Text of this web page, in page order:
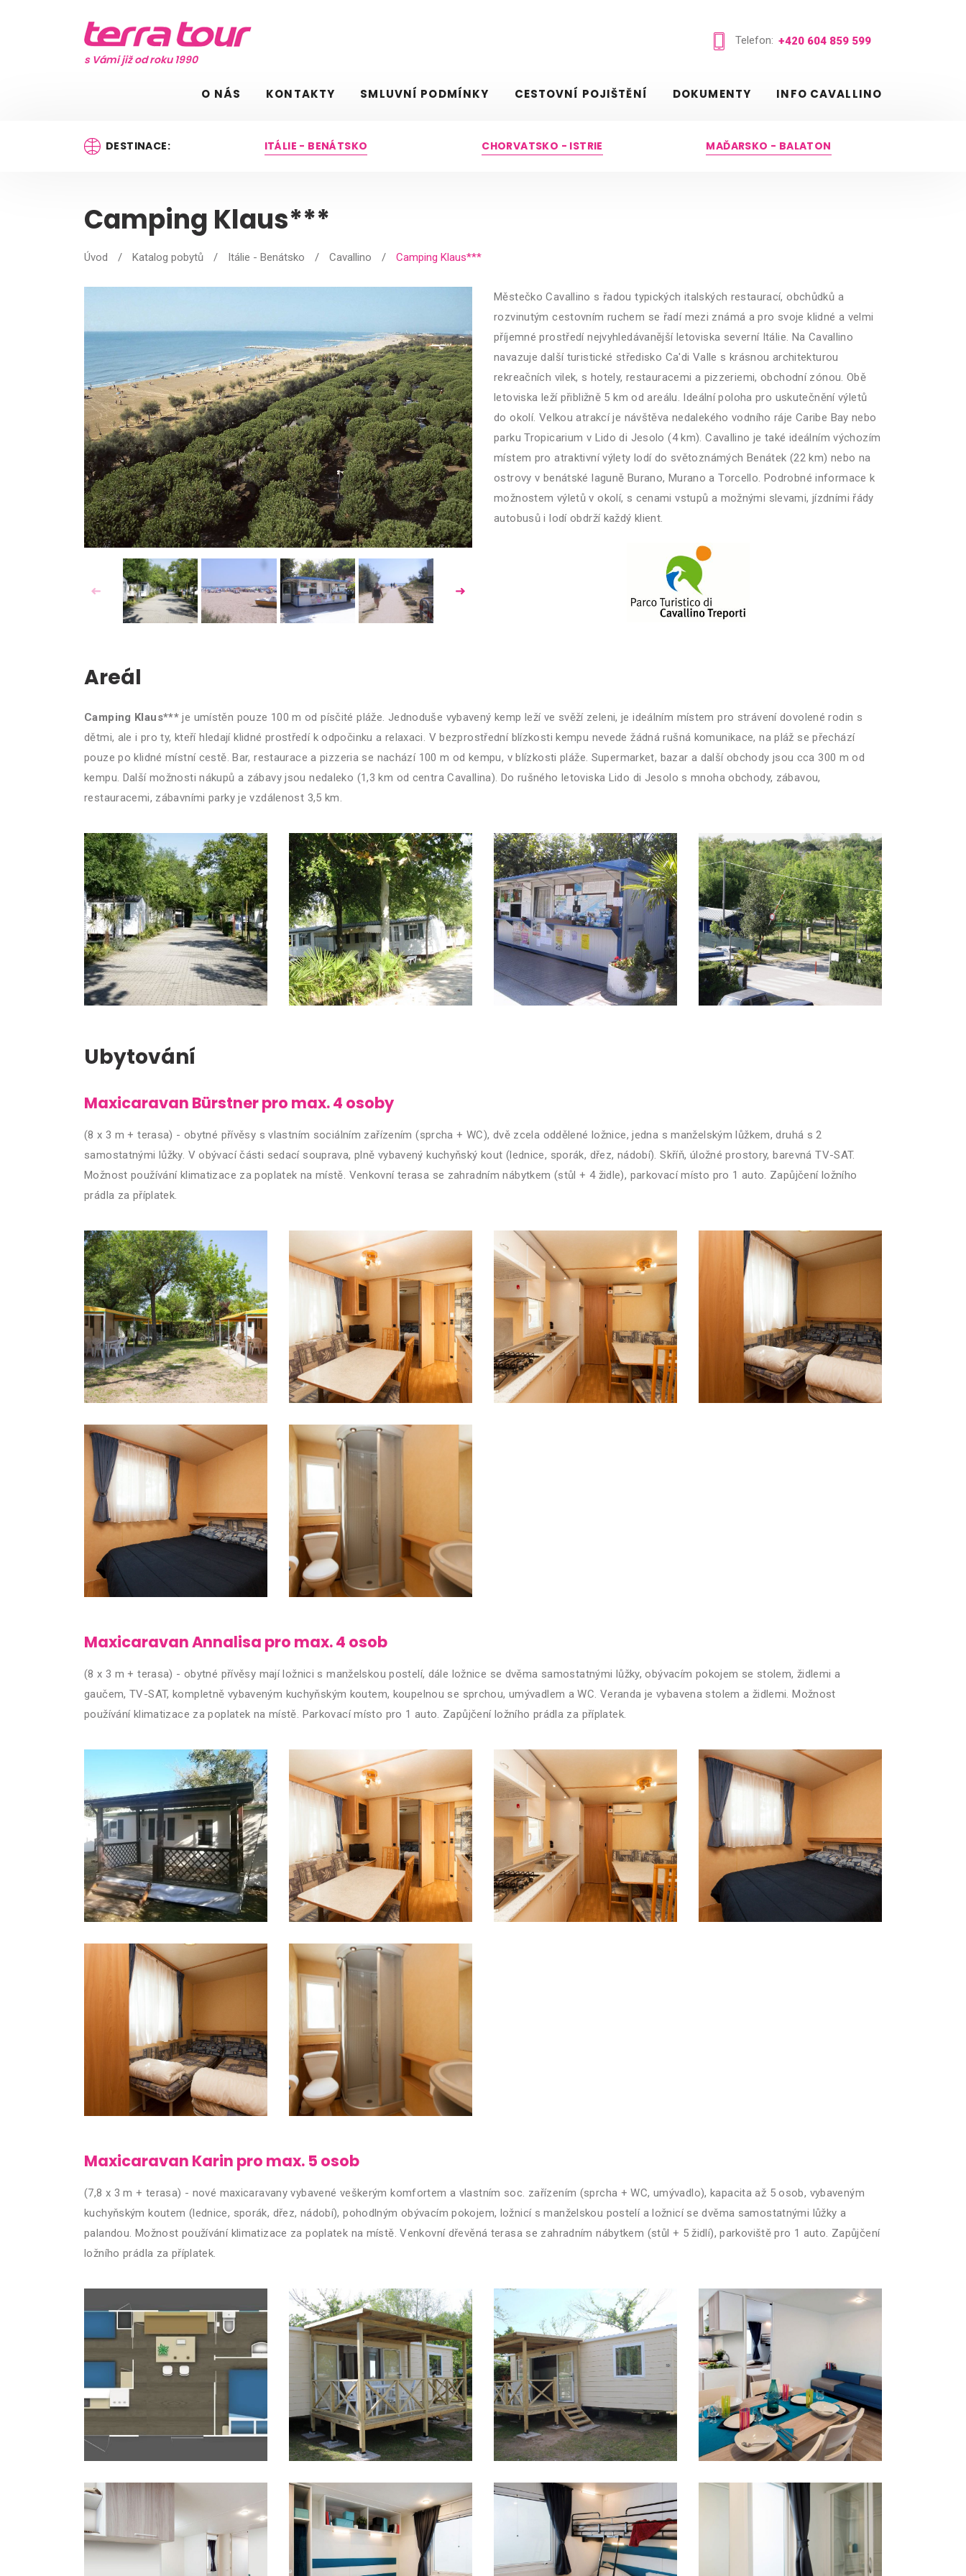
s Vámi již od roku 1990
Telefon: +420 604 859 599
O NÁS KONTAKTY SMLUVNÍ PODMÍNKY CESTOVNÍ POJIŠTĚNÍ DOKUMENTY INFO CAVALLINO
DESTINACE: ITÁLIE - BENÁTSKO CHORVATSKO - ISTRIE MAĎARSKO - BALATON
Camping Klaus***
Úvod / Katalog pobytů / Itálie - Benátsko / Cavallino / Camping Klaus***
Městečko Cavallino s řadou typických italských restaurací, obchůdků a
rozvinutým cestovním ruchem se řadí mezi známá a pro svoje klidné a velmi
příjemné prostředí nejvyhledávanější letoviska severní Itálie. Na Cavallino
navazuje další turistické středisko Ca'di Valle s krásnou architekturou
rekreačních vilek, s hotely, restauracemi a pizzeriemi, obchodní zónou. Obě
letoviska leží přibližně 5 km od areálu. Ideální poloha pro uskutečnění výletů
do okolí. Velkou atrakcí je návštěva nedalekého vodního ráje Caribe Bay nebo
parku Tropicarium v Lido di Jesolo (4 km). Cavallino je také ideálním výchozím
místem pro atraktivní výlety lodí do světoznámých Benátek (22 km) nebo na
ostrovy v benátské laguně Burano, Murano a Torcello. Podrobné informace k
možnostem výletů v okolí, s cenami vstupů a možnými slevami, jízdními řády
autobusů i lodí obdrží každý klient.
Areál
Camping Klaus*** je umístěn pouze 100 m od písčité pláže. Jednoduše vybavený kemp leží ve svěží zeleni, je ideálním místem pro strávení dovolené rodin s
dětmi, ale i pro ty, kteří hledají klidné prostředí k odpočinku a relaxaci. V bezprostřední blízkosti kempu nevede žádná rušná komunikace, na pláž se přechází
pouze po klidné místní cestě. Bar, restaurace a pizzeria se nachází 100 m od kempu, v blízkosti pláže. Supermarket, bazar a další obchody jsou cca 300 m od
kempu. Další možnosti nákupů a zábavy jsou nedaleko (1,3 km od centra Cavallina). Do rušného letoviska Lido di Jesolo s mnoha obchody, zábavou,
restauracemi, zábavními parky je vzdálenost 3,5 km.
Ubytování
Maxicaravan Bürstner pro max. 4 osoby
(8 x 3 m + terasa) - obytné přívěsy s vlastním sociálním zařízením (sprcha + WC), dvě zcela oddělené ložnice, jedna s manželským lůžkem, druhá s 2
samostatnými lůžky. V obývací části sedací souprava, plně vybavený kuchyňský kout (lednice, sporák, dřez, nádobí). Skříň, úložné prostory, barevná TV-SAT.
Možnost používání klimatizace za poplatek na místě. Venkovní terasa se zahradním nábytkem (stůl + 4 židle), parkovací místo pro 1 auto. Zapůjčení ložního
prádla za příplatek.
Maxicaravan Annalisa pro max. 4 osob
(8 x 3 m + terasa) - obytné přívěsy mají ložnici s manželskou postelí, dále ložnice se dvěma samostatnými lůžky, obývacím pokojem se stolem, židlemi a
gaučem, TV-SAT, kompletně vybaveným kuchyňským koutem, koupelnou se sprchou, umývadlem a WC. Veranda je vybavena stolem a židlemi. Možnost
používání klimatizace za poplatek na místě. Parkovací místo pro 1 auto. Zapůjčení ložního prádla za příplatek.
Maxicaravan Karin pro max. 5 osob
(7,8 x 3 m + terasa) - nové maxicaravany vybavené veškerým komfortem a vlastním soc. zařízením (sprcha + WC, umývadlo), kapacita až 5 osob, vybaveným
kuchyňským koutem (lednice, sporák, dřez, nádobí), pohodlným obývacím pokojem, ložnicí s manželskou postelí a ložnicí se dvěma samostatnými lůžky a
palandou. Možnost používání klimatizace za poplatek na místě. Venkovní dřevěná terasa se zahradním nábytkem (stůl + 5 židlí), parkoviště pro 1 auto. Zapůjčení
ložního prádla za příplatek.